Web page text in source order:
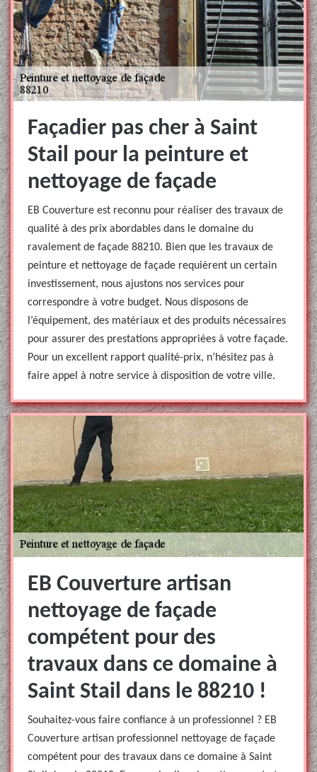
Façadier pas cher à Saint
Stail pour la peinture et
nettoyage de façade
EB Couverture est reconnu pour réaliser des travaux de
qualité à des prix abordables dans le domaine du
ravalement de façade 88210. Bien que les travaux de
peinture et nettoyage de façade requièrent un certain
investissement, nous ajustons nos services pour
correspondre à votre budget. Nous disposons de
l’équipement, des matériaux et des produits nécessaires
pour assurer des prestations appropriées à votre façade.
Pour un excellent rapport qualité-prix, n’hésitez pas à
faire appel à notre service à disposition de votre ville.
EB Couverture artisan
nettoyage de façade
compétent pour des
travaux dans ce domaine à
Saint Stail dans le 88210 !
Souhaitez-vous faire confiance à un professionnel ? EB
Couverture artisan professionnel nettoyage de façade
compétent pour des travaux dans ce domaine à Saint